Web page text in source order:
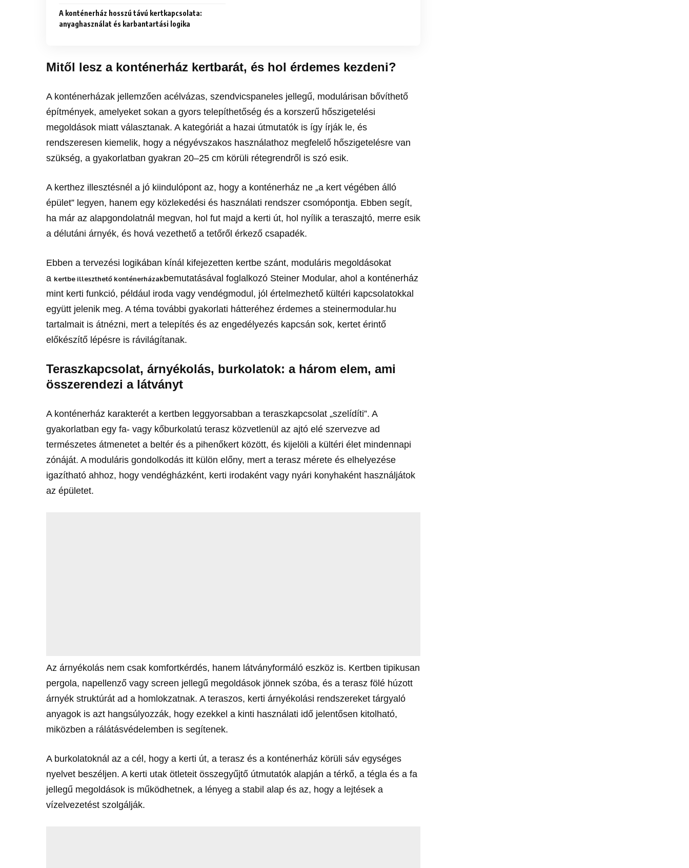
A konténerház hosszú távú kertkapcsolata:
anyaghasználat és karbantartási logika
Mitől lesz a konténerház kertbarát, és hol érdemes kezdeni?
A konténerházak jellemzően acélvázas, szendvicspaneles jellegű, modulárisan bővíthető
építmények, amelyeket sokan a gyors telepíthetőség és a korszerű hőszigetelési
megoldások miatt választanak. A kategóriát a hazai útmutatók is így írják le, és
rendszeresen kiemelik, hogy a négyévszakos használathoz megfelelő hőszigetelésre van
szükség, a gyakorlatban gyakran 20–25 cm körüli rétegrendről is szó esik.
A kerthez illesztésnél a jó kiindulópont az, hogy a konténerház ne „a kert végében álló
épület” legyen, hanem egy közlekedési és használati rendszer csomópontja. Ebben segít,
ha már az alapgondolatnál megvan, hol fut majd a kerti út, hol nyílik a teraszajtó, merre esik
a délutáni árnyék, és hová vezethető a tetőről érkező csapadék.
Ebben a tervezési logikában kínál kifejezetten kertbe szánt, moduláris megoldásokat
a kertbe illeszthető konténerházakbemutatásával foglalkozó Steiner Modular, ahol a konténerház
mint kerti funkció, például iroda vagy vendégmodul, jól értelmezhető kültéri kapcsolatokkal
együtt jelenik meg. A téma további gyakorlati hátteréhez érdemes a steinermodular.hu
tartalmait is átnézni, mert a telepítés és az engedélyezés kapcsán sok, kertet érintő
előkészítő lépésre is rávilágítanak.
Teraszkapcsolat, árnyékolás, burkolatok: a három elem, ami
összerendezi a látványt
A konténerház karakterét a kertben leggyorsabban a teraszkapcsolat „szelídíti”. A
gyakorlatban egy fa- vagy kőburkolatú terasz közvetlenül az ajtó elé szervezve ad
természetes átmenetet a beltér és a pihenőkert között, és kijelöli a kültéri élet mindennapi
zónáját. A moduláris gondolkodás itt külön előny, mert a terasz mérete és elhelyezése
igazítható ahhoz, hogy vendégházként, kerti irodaként vagy nyári konyhaként használjátok
az épületet.
Az árnyékolás nem csak komfortkérdés, hanem látványformáló eszköz is. Kertben tipikusan
pergola, napellenző vagy screen jellegű megoldások jönnek szóba, és a terasz fölé húzott
árnyék struktúrát ad a homlokzatnak. A teraszos, kerti árnyékolási rendszereket tárgyaló
anyagok is azt hangsúlyozzák, hogy ezekkel a kinti használati idő jelentősen kitolható,
miközben a rálátásvédelemben is segítenek.
A burkolatoknál az a cél, hogy a kerti út, a terasz és a konténerház körüli sáv egységes
nyelvet beszéljen. A kerti utak ötleteit összegyűjtő útmutatók alapján a térkő, a tégla és a fa
jellegű megoldások is működhetnek, a lényeg a stabil alap és az, hogy a lejtések a
vízelvezetést szolgálják.